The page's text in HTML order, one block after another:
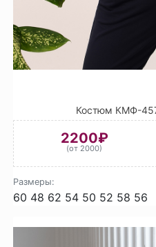
Костюм КМФ-
2200₽
(от 2000)
Размеры:
60 48 62 54 50 52 58 56